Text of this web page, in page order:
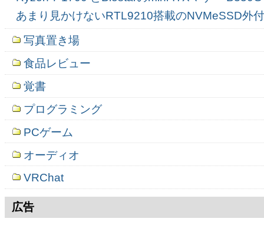
あまり見かけないRTL9210搭載のNVMeSSD外
写真置き場
食品レビュー
覚書
プログラミング
PCゲーム
オーディオ
VRChat
広告